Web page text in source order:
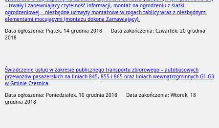
– trwały i zapewniający czytelność informacji, montaż na ogrodzeniu z siatki
ogrodzeniowej – niezbędne uchwyty montażowe w rogach tablicy wraz z niezbędnymi
elementami mocującymi (montażu dokona Zamawiający).
Data ogłoszenia: Piątek, 14 grudnia 2018 Data zakończenia: Czwartek, 20 grudnia
2018
Świadczenie usług w zakresie publicznego transportu zbiorowego – autobusowych
przewozów pasażerskich na liniach 845, 855 i 865 oraz liniach wewnątrzgminnych G1-G3
w Gminie Czernica
Data ogłoszenia: Poniedziałek, 10 grudnia 2018 Data zakończenia: Wtorek, 18
grudnia 2018